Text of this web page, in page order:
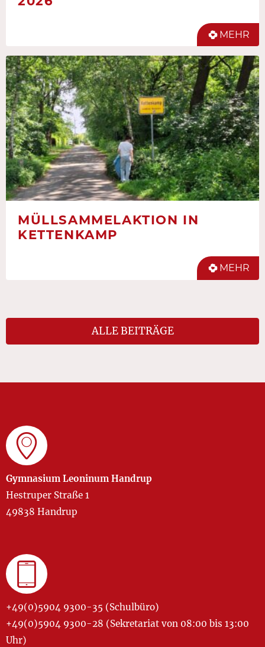
MEHR
MÜLLSAMMELAKTION IN
KETTENKAMP
MEHR
ALLE BEITRÄGE
Gymnasium Leoninum Handrup
Hestruper Straße 1
49838 Handrup
+49(0)5904 9300-35 (Schulbüro)
+49(0)5904 9300-28 (Sekretariat von 08:00 bis 13:00
Uhr)